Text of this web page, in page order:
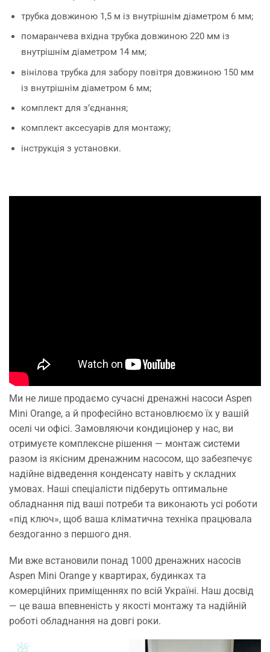
трубка довжиною 1,5 м із внутрішнім діаметром 6 мм;
помаранчева вхідна трубка довжиною 220 мм із
внутрішнім діаметром 14 мм;
вінілова трубка для забору повітря довжиною 150 мм
із внутрішнім діаметром 6 мм;
комплект для з’єднання;
комплект аксесуарів для монтажу;
інструкція з установки.
Ми не лише продаємо сучасні дренажні насоси Aspen
Mini Orange, а й професійно встановлюємо їх у вашій
оселі чи офісі. Замовляючи кондиціонер у нас, ви
отримуєте комплексне рішення — монтаж системи
разом із якісним дренажним насосом, що забезпечує
надійне відведення конденсату навіть у складних
умовах. Наші спеціалісти підберуть оптимальне
обладнання під ваші потреби та виконають усі роботи
«під ключ», щоб ваша кліматична техніка працювала
бездоганно з першого дня.
Ми вже встановили понад 1000 дренажних насосів
Aspen Mini Orange у квартирах, будинках та
комерційних приміщеннях по всій Україні. Наш досвід
— це ваша впевненість у якості монтажу та надійній
роботі обладнання на довгі роки.